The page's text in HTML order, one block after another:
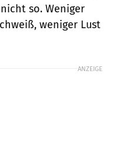
so. Weniger
weniger Lust
ANZEIGE